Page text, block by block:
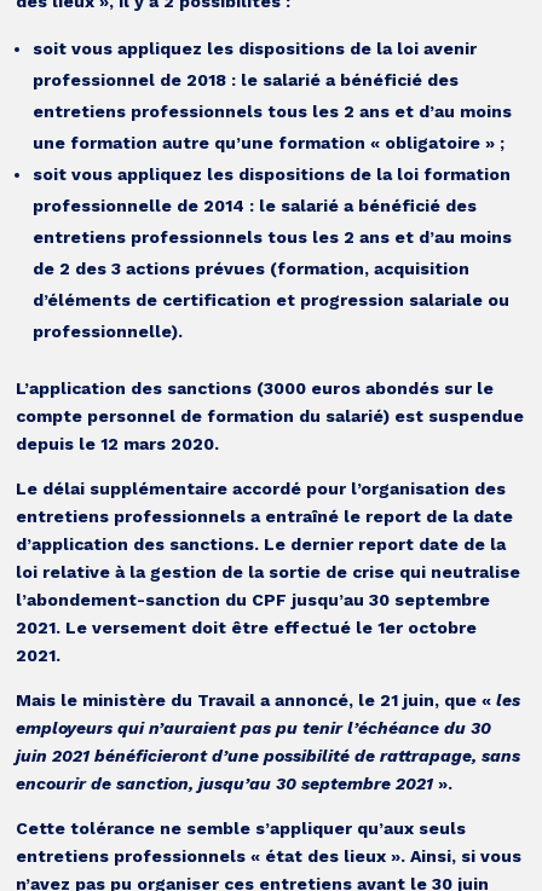
soit vous appliquez les dispositions de la loi avenir
professionnel de 2018 : le salarié a bénéficié des
entretiens professionnels tous les 2 ans et d’au moins
une formation autre qu’une formation « obligatoire » ;
soit vous appliquez les dispositions de la loi formation
professionnelle de 2014 : le salarié a bénéficié des
entretiens professionnels tous les 2 ans et d’au moins
de 2 des 3 actions prévues (formation, acquisition
d’éléments de certification et progression salariale ou
professionnelle).
L’application des sanctions (3000 euros abondés sur le
compte personnel de formation du salarié) est suspendue
depuis le 12 mars 2020.
Le délai supplémentaire accordé pour l’organisation des
entretiens professionnels a entraîné le report de la date
d’application des sanctions. Le dernier report date de la
loi relative à la gestion de la sortie de crise qui neutralise
l’abondement-sanction du CPF jusqu’au 30 septembre
2021. Le versement doit être effectué le 1er octobre
2021.
Mais le ministère du Travail a annoncé, le 21 juin, que «les
employeurs qui n’auraient pas pu tenir l’échéance du 30
juin 2021 bénéficieront d’une possibilité de rattrapage, sans
encourir de sanction, jusqu’au 30 septembre 2021 ».
Cette tolérance ne semble s’appliquer qu’aux seuls
entretiens professionnels « état des lieux ». Ainsi, si vous
n’avez pas pu organiser ces entretiens avant le 30 juin